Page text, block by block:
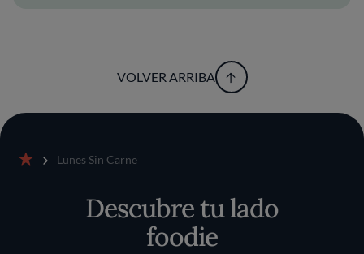
VOLVER ARRIBA
Lunes Sin Carne
Descubre tu lado
foodie